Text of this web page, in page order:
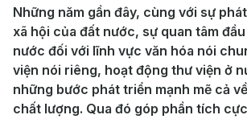
Những năm gần đây, cùng với sự
xã hội của đất nước, sự quan tâm
nước đối với lĩnh vực văn hóa nói
viện nói riêng, hoạt động thư viện ở
những bước phát triển mạnh mẽ cả
chất lượng. Qua đó góp phần tích